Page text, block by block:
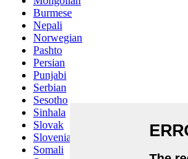
Burmese
Nepali
Norwegian
Pashto
Persian
Punjabi
Serbian
Sesotho
Sinhala
Slovak
Slovenian
Somali